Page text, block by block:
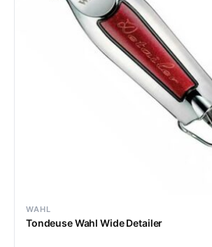
WAHL
Tondeuse Wahl Wide Detailer